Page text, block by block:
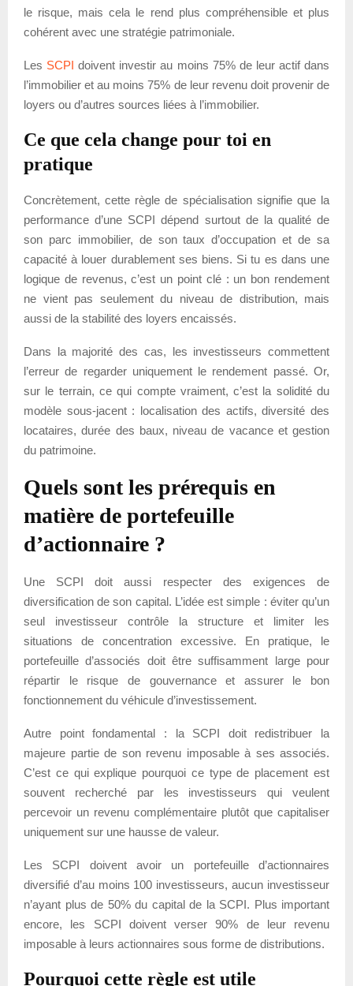
le risque, mais cela le rend plus compréhensible et plus
cohérent avec une stratégie patrimoniale.
Les SCPI doivent investir au moins 75% de leur actif dans
l’immobilier et au moins 75% de leur revenu doit provenir de
loyers ou d’autres sources liées à l’immobilier.
Ce que cela change pour toi en
pratique
Concrètement, cette règle de spécialisation signifie que la
performance d’une SCPI dépend surtout de la qualité de
son parc immobilier, de son taux d’occupation et de sa
capacité à louer durablement ses biens. Si tu es dans une
logique de revenus, c’est un point clé : un bon rendement
ne vient pas seulement du niveau de distribution, mais
aussi de la stabilité des loyers encaissés.
Dans la majorité des cas, les investisseurs commettent
l’erreur de regarder uniquement le rendement passé. Or,
sur le terrain, ce qui compte vraiment, c’est la solidité du
modèle sous-jacent : localisation des actifs, diversité des
locataires, durée des baux, niveau de vacance et gestion
du patrimoine.
Quels sont les prérequis en
matière de portefeuille
d’actionnaire ?
Une SCPI doit aussi respecter des exigences de
diversification de son capital. L’idée est simple : éviter qu’un
seul investisseur contrôle la structure et limiter les
situations de concentration excessive. En pratique, le
portefeuille d’associés doit être suffisamment large pour
répartir le risque de gouvernance et assurer le bon
fonctionnement du véhicule d’investissement.
Autre point fondamental : la SCPI doit redistribuer la
majeure partie de son revenu imposable à ses associés.
C’est ce qui explique pourquoi ce type de placement est
souvent recherché par les investisseurs qui veulent
percevoir un revenu complémentaire plutôt que capitaliser
uniquement sur une hausse de valeur.
Les SCPI doivent avoir un portefeuille d’actionnaires
diversifié d’au moins 100 investisseurs, aucun investisseur
n’ayant plus de 50% du capital de la SCPI. Plus important
encore, les SCPI doivent verser 90% de leur revenu
imposable à leurs actionnaires sous forme de distributions.
Pourquoi cette règle est utile